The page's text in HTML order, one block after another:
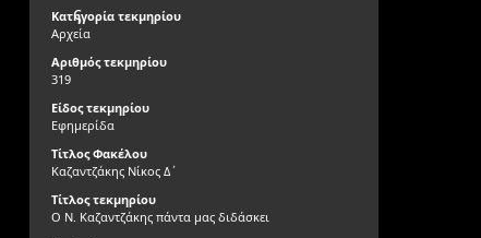
ς
Κατηγορία τεκμηρίου
Αρχεία
Αριθμός τεκμηρίου
319
Είδος τεκμηρίου
Εφημερίδα
Τίτλος Φακέλου
Καζαντζάκης Νίκος Δ΄
Τίτλος τεκμηρίου
Ο Ν. Καζαντζάκης πάντα μας διδάσκει